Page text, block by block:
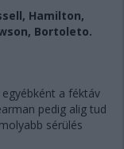
Hamilton,
Bortoleto.
a féktáv
pedig alig tud
sérülés